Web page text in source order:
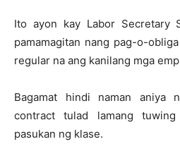
Ito ayon kay Labor Secretary
pamamagitan nang pag-o-
regular na ang kanilang mga
Bagamat hindi naman aniya
contract tulad lamang
pasukan ng klase.